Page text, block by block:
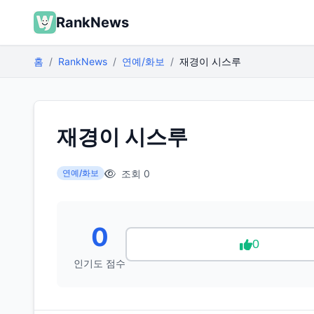
RankNews
홈 RankNews 연예/화보 재경이 시스루
재경이 시스루
연예/화보 조회 0
0
인기도 점수
0